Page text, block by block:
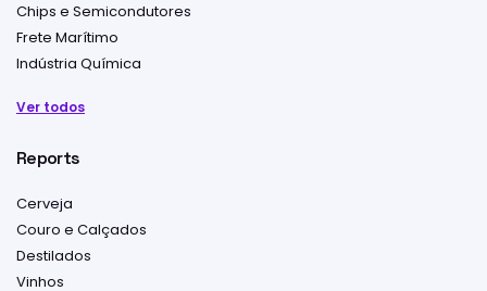
Chips e Semicondutores
Frete Marítimo
Indústria Química
Ver todos
Reports
Cerveja
Couro e Calçados
Destilados
Vinhos